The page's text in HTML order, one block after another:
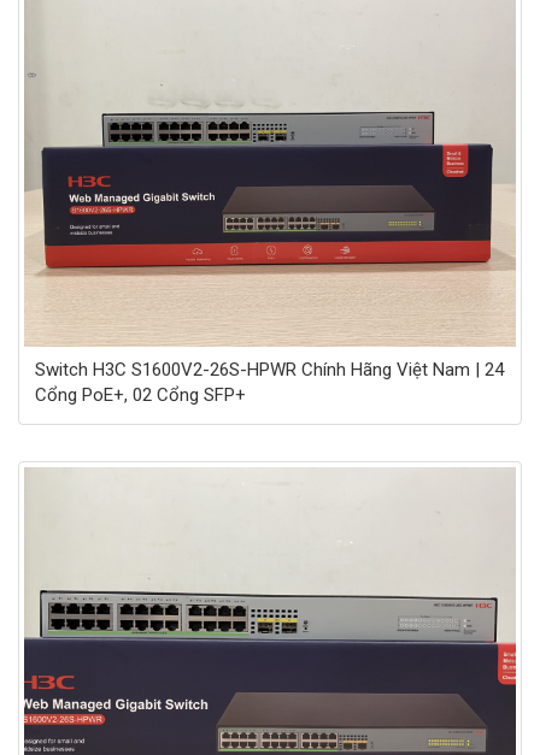
Switch H3C S1600V2-26S-HPWR Chính Hãng Việt Nam | 24
Cổng PoE+, 02 Cổng SFP+